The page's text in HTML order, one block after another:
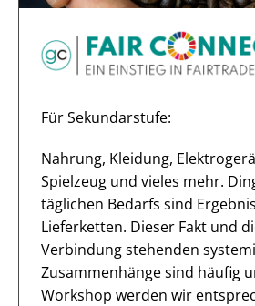
Für Sekundarstufe:
Nahrung, Kleidung,
Spielzeug und vieles mehr.
täglichen Bedarfs sind
Lieferketten. Dieser Fakt und
Verbindung stehenden
Zusammenhänge sind häufig
Workshop werden wir